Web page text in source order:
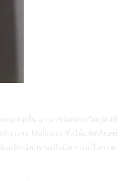
หอมสดชื่นนานาชนิดจากวัตถุดิบที่
และ Molinara ซึ่งได้ผลิตภัณฑ์
เล็กน้อยรวมถึงมีความเป็นกรด